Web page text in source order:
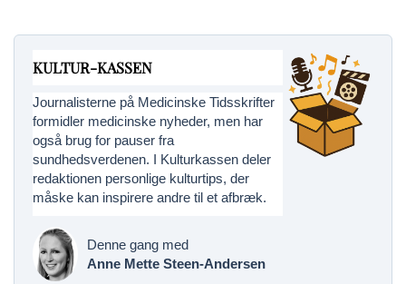
KULTUR-KASSEN
Journalisterne på Medicinske Tidsskrifter
formidler medicinske nyheder, men har
også brug for pauser fra
sundhedsverdenen. I Kulturkassen deler
redaktionen personlige kulturtips, der
måske kan inspirere andre til et afbræk.
Denne gang med
Anne Mette Steen-Andersen